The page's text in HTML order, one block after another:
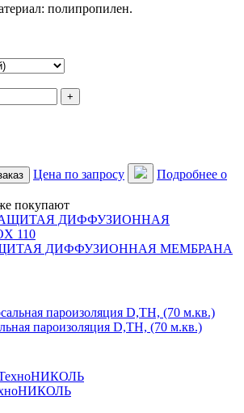
полипропилен.
+
Цена по запросу
Подробнее о
покупают
ДИФФУЗИОННАЯ МЕМБРАНА
пароизоляция D,ТН, (70 м.кв.)